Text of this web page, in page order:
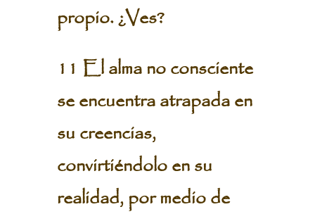
propio. ¿Ves?
11 El alma no consciente
se encuentra atrapada en
su creencias,
convirtiéndolo en su
realidad, por medio de